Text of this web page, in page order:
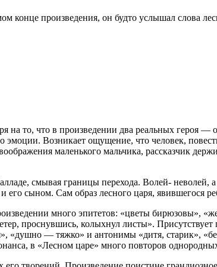
конце произведения, он будто услышал слова
на то, что в произведении два реальных
эмоции. Возникает ощущение, что человек,
маленького мальчика, рассказчик
смывая границы перехода. Волей-
сыном. Сам образ лесного царя, явившегося
много эпитетов: «цветы бирюзовы»,
проснувшись, колыхнул листы».
«душно — тяжко» и антонимы «дитя, старик»,
в «Лесном царе» много повторов